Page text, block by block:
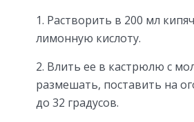
1. Растворить в 200 мл
лимонную кислоту.
2. Влить ее в кастрюлю с
размешать, поставить на
до 32 градусов.